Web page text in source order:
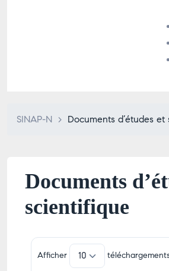
SINAP-N > Documents d’études et
Documents
scientifique
Afficher